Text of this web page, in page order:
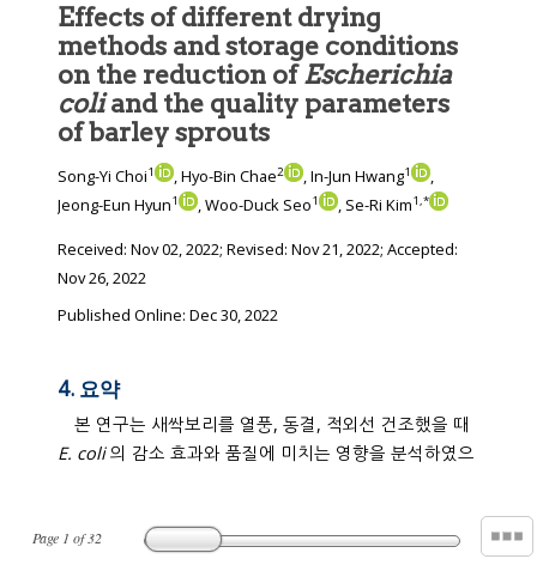
Page 1 of32
Effects of different drying
methods and storage conditions
on the reduction ofEscherichia
coliand the quality parameters
of barley sprouts
Song-Yi Choi1 , Hyo-Bin Chae2 , In-Jun Hwang1
,
Jeong-Eun Hyun1 , Woo-Duck Seo1 , Se-Ri Kim1,*
Received: Nov 02, 2022; Revised: Nov 21, 2022; Accepted:
Nov 26, 2022
Published Online: Dec 30, 2022
4. 요약
본 연구는 새싹보리를 열풍, 동결, 적외선 건조했을 때
E. coli의 감소 효과와 품질에 미치는 영향을 분석하였으